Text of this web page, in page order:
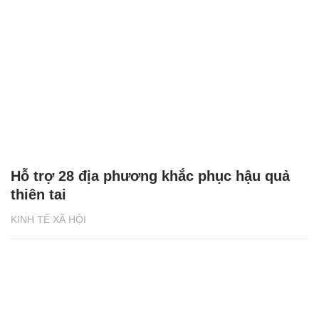
KINH TẾ XÃ HỘI
Hỗ trợ 28 địa phương khắc phục hậu quả
thiên tai